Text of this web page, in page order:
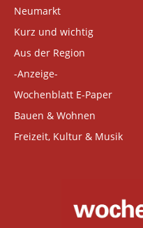
Neumarkt
Kurz und wichtig
Aus der Region
-Anzeige-
Wochenblatt E-Paper
Bauen & Wohnen
Freizeit, Kultur & Musik